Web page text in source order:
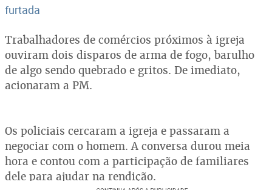
furtada
Trabalhadores de comércios próximos à igreja
ouviram dois disparos de arma de fogo, barulho
de algo sendo quebrado e gritos. De imediato,
acionaram a PM.
Os policiais cercaram a igreja e passaram a
negociar com o homem. A conversa durou meia
hora e contou com a participação de familiares
dele para ajudar na rendição.